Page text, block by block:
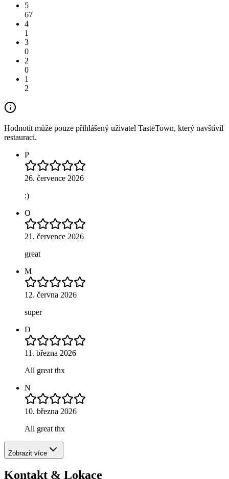
5
67
4
1
3
0
2
0
1
2
Hodnotit může pouze přihlášený uživatel TasteTown, který navštívil
restauraci.
P
26. července 2026
:)
O
21. července 2026
great
M
12. června 2026
super
D
11. března 2026
All great thx
N
10. března 2026
All great thx
Zobrazit více
Kontakt & Lokace